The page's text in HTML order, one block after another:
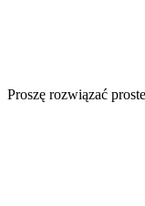
Proszę rozwiązać